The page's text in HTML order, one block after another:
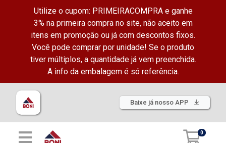
Utilize o cupom: PRIMEIRACOMPRA e ganhe
3% na primeira compra no site, não aceito em
itens em promoção ou já com descontos fixos.
Você pode comprar por unidade! Se o produto
tiver múltiplos, a quantidade já vem preenchida.
A info da embalagem é só referência.
Baixe já nosso APP
0